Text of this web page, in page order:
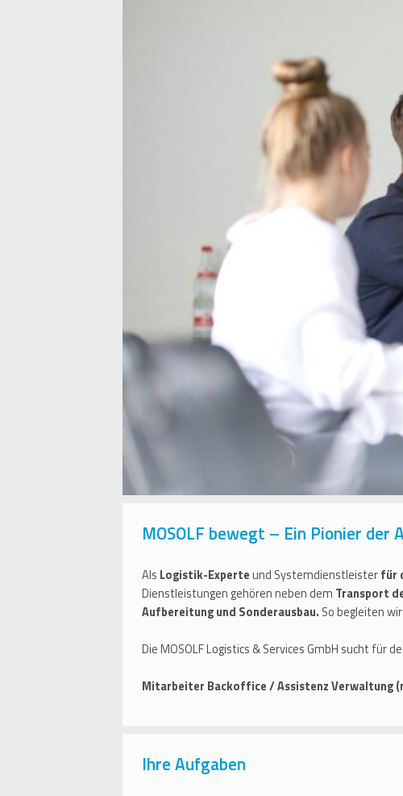
MOSOLF bewegt – Ein Pionier
Als Logistik-Experteund Systemdienstleisterfür
Dienstleistungen gehören neben dem Transport
Aufbereitung und Sonderausbau. So begleiten
Die MOSOLF Logistics & Services GmbH sucht für
Mitarbeiter Backoffice / Assistenz Verwaltung
Ihre Aufgaben